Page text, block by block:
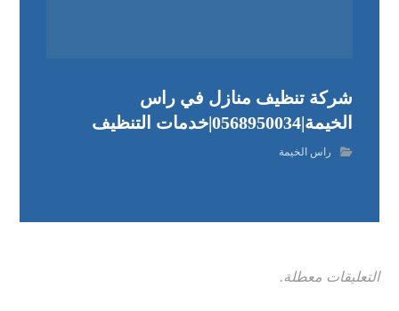
شركة تنظيف منازل في راس
الخيمة|0568950034|خدمات التنظيف
راس الخيمة
التعليقات معطلة.